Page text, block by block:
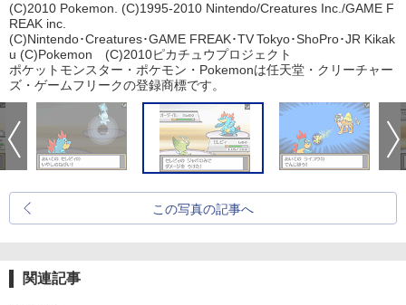
(C)2010 Pokemon. (C)1995-2010 Nintendo/Creatures Inc./GAME F
REAK inc.
(C)Nintendo･Creatures･GAME FREAK･TV Tokyo･ShoPro･JR Kikak
u (C)Pokemon (C)2010ピカチュウプロジェクト
ポケットモンスター・ポケモン・Pokemonは任天堂・クリーチャー
ズ・ゲームフリークの登録商標です。
この写真の記事へ
関連記事